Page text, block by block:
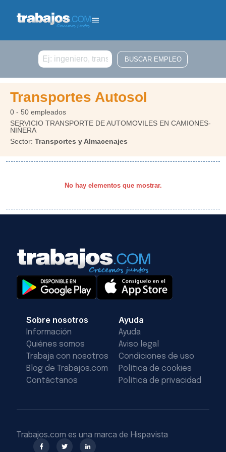
Buscar
Transportes Autosol
0 - 50 empleados
SERVICIO TRANSPORTE DE AUTOMOVILES EN CAMIONES-
NIÑERA
Sector: Transportes y Almacenajes
No hay elementos que mostrar.
Sobre nosotros
Información
Quiénes somos
Trabaja con nosotros
Blog de Trabajos.com
Contáctanos
Ayuda
Ayuda
Aviso legal
Condiciones de uso
Política de cookies
Política de privacidad
Trabajos.com es una marca de Hispavista